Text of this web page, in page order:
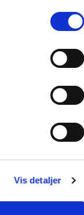
Vis detaljer